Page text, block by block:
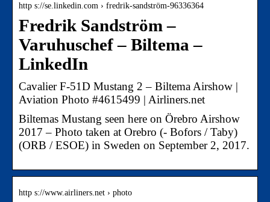
http s://se.linkedin.com › fredrik-sandström-96336364
Fredrik Sandström –
Varuhuschef – Biltema –
LinkedIn
Cavalier F-51D Mustang 2 – Biltema Airshow |
Aviation Photo #4615499 | Airliners.net
Biltemas Mustang seen here on Örebro Airshow
2017 – Photo taken at Orebro (- Bofors / Taby)
(ORB / ESOE) in Sweden on September 2, 2017.
http s://www.airliners.net › photo